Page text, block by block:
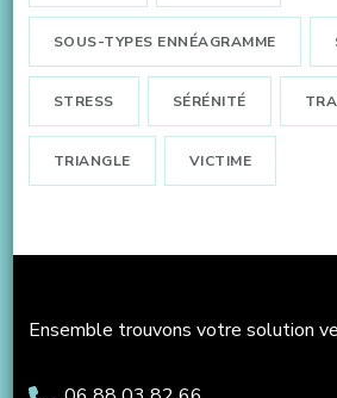
SOUS-TYPES ENNÉAGRAMME
STRESS SÉRÉNITÉ
TRIANGLE VICTIME
Ensemble trouvons votre solution